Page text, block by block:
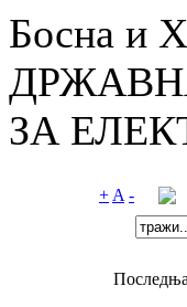
Босна и
ЗА
+ A -